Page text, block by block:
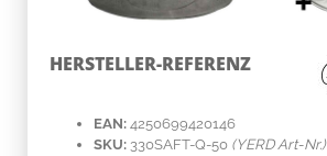
HERSTELLER-REFERENZ
EAN: 4250699420146
SKU: 330SAFT-Q-50 (YERD Art-Nr.)